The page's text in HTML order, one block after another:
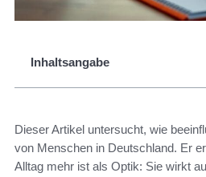
Inhaltsangabe
Dieser Artikel untersucht, wie
von Menschen in Deutschland. Er
Alltag mehr ist als Optik: Sie wirkt